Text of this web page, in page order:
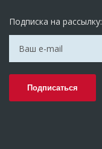
Подписка на рассылку: